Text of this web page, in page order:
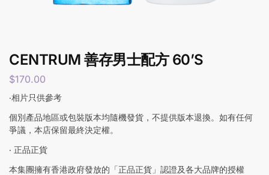
CENTRUM 善存男士配方 60’S
$170.00
‧相片只供參考
個別產品地區或包裝版本均隨機發貨，不提供版本退換。如有任何
爭議，本店保留最終決定權。
‧ 正品正貨
本集團擁有香港政府發放的「正品正貨」認證及各大品牌的授權